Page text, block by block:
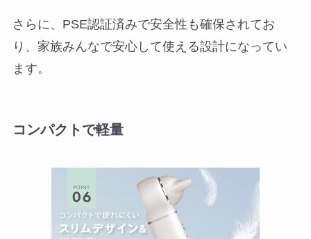
さらに、PSE認証済みで安全性も確保されてお
り、家族みんなで安心して使える設計になってい
ます。
コンパクトで軽量